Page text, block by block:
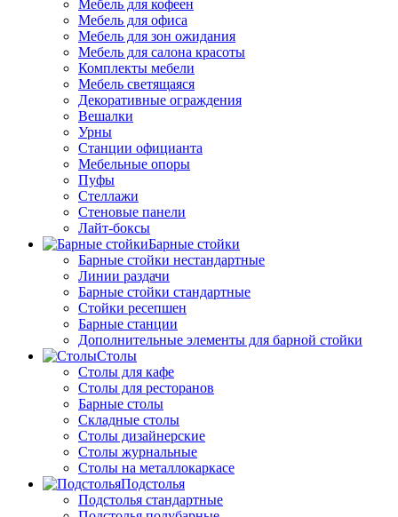
Мебель для кофеен
Мебель для офиса
Мебель для зон ожидания
Мебель для салона красоты
Комплекты мебели
Мебель светящаяся
Декоративные ограждения
Вешалки
Урны
Станции официанта
Мебельные опоры
Пуфы
Стеллажи
Стеновые панели
Лайт-боксы
Барные стойки
Барные стойки нестандартные
Линии раздачи
Барные стойки стандартные
Стойки ресепшен
Барные станции
Дополнительные элементы для барной стойки
Столы
Столы для кафе
Столы для ресторанов
Барные столы
Складные столы
Столы дизайнерские
Столы журнальные
Столы на металлокаркасе
Подстолья
Подстолья стандартные